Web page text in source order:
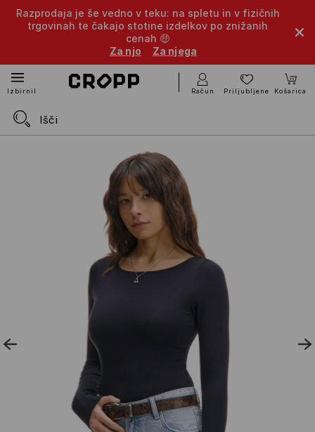
Razprodaja je še vedno v teku: na spletu in v fizičnih
trgovinah te čakajo stotine izdelkov po znižanih
cenah 🤑
Za njo
Za njega
Izbirnik Račun Priljubljene Košarica